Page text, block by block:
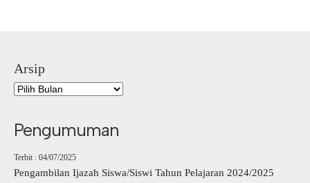
Arsip
Pengumuman
Terbit : 04/07/2025
Pengambilan Ijazah Siswa/Siswi Tahun Pelajaran 2024/2025